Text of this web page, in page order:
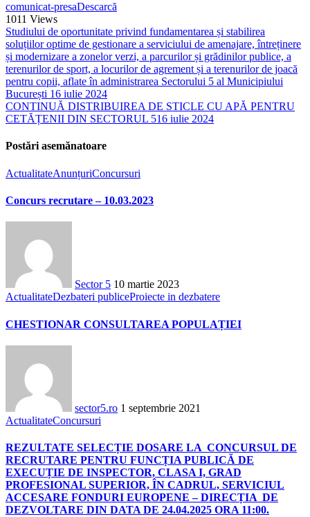
comunicat-presaDescarcă
1011 Views
Studiului de oportunitate privind fundamentarea și stabilirea
soluțiilor optime de gestionare a serviciului de amenajare, întreținere
și modernizare a zonelor verzi, a parcurilor și grădinilor publice, a
terenurilor de sport, a locurilor de agrement și a terenurilor de joacă
pentru copii, aflate în administrarea Sectorului 5 al Municipiului
București 16 iulie 2024
CONTINUĂ DISTRIBUIREA DE STICLE CU APĂ PENTRU
CETĂȚENII DIN SECTORUL 516 iulie 2024
Postări asemănatoare
ActualitateAnunțuriConcursuri
Concurs recrutare – 10.03.2023
Sector 5 10 martie 2023
ActualitateDezbateri publiceProiecte in dezbatere
CHESTIONAR CONSULTAREA POPULAȚIEI
sector5.ro 1 septembrie 2021
ActualitateConcursuri
REZULTATE SELECȚIE DOSARE LA CONCURSUL DE
RECRUTARE PENTRU FUNCȚIA PUBLICĂ DE
EXECUȚIE DE INSPECTOR, CLASA I, GRAD
PROFESIONAL SUPERIOR, ÎN CADRUL, SERVICIUL
ACCESARE FONDURI EUROPENE – DIRECȚIA DE
DEZVOLTARE DIN DATA DE 24.04.2025 ORA 11:00.